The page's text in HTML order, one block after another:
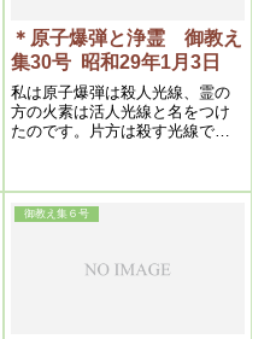
＊原子爆弾と浄霊 御教え
集30号 昭和29年1月3日
私は原子爆弾は殺人光線、霊の
方の火素は活人光線と名をつけ
たのです。片方は殺す光線で、
地球上に現われたという事は非
常に意味があるわけです
御教え集６号